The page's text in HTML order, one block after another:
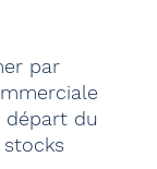
par
du